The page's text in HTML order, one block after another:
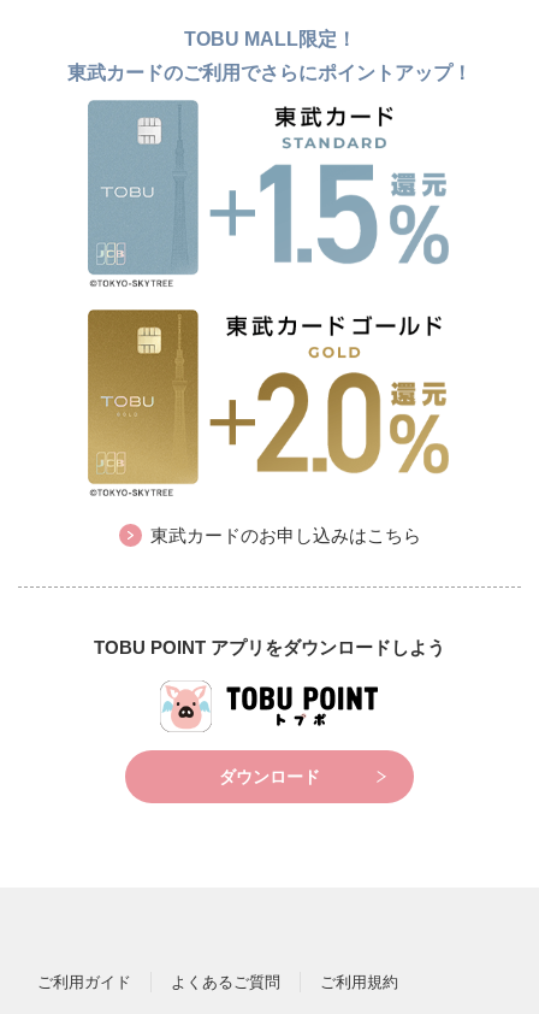
TOBU MALL限定！
東武カードのご利用でさらにポイントアップ！
東武カードのお申し込みはこちら
TOBU POINT アプリをダウンロードしよう
ダウンロード
ご利用ガイド よくあるご質問 ご利用規約